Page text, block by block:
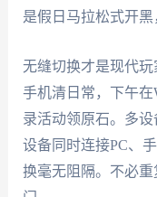
是假日马拉松式开黑
无缝切换才是现代
手机清日常，下午在
录活动领原石。多
设备同时连接PC、
换毫无阻隔。不必